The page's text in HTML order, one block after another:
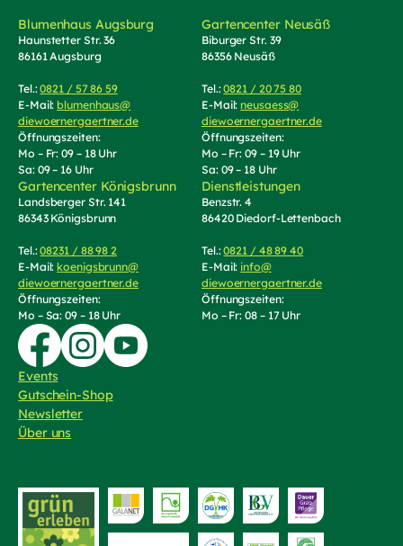
Zur Facebook-Seite von Die Wörnergärtner
Zur Instagram-Seite von die Wörnergärtner
Zum YouTube-Kanal von Die Wörnergärtner
Events
Gutschein-Shop(externer Link, öffnet in neuem Tab)
Newsletter
Über uns
Blumenhaus Augsburg
Haunstetter Str. 36
86161 Augsburg
Tel.:0821 / 57 86 59(Telefonnummer anrufen)
E-Mail:blumenhaus@
diewoernergaertner.de(E-Mail schreiben, öffnet Mail-Programm)
Öffnungszeiten:
Mo – Fr: 09 – 18 Uhr
Sa: 09 – 16 Uhr
Gartencenter Neusäß
Biburger Str. 39
86356 Neusäß
Tel.:0821 / 20 75 80(Telefonnummer
E-Mail:neusaess@
diewoernergaertner.de(E-Mail
Öffnungszeiten:
Mo – Fr: 09 – 19 Uhr
Sa: 09 – 18 Uhr
Gartencenter Königsbrunn
Landsberger Str. 141
86343 Königsbrunn
Tel.:08231 / 88 98 2 (Telefonnummer anrufen)
E-Mail:koenigsbrunn@
diewoernergaertner.de(E-Mail schreiben, öffnet Mail-Programm)
Öffnungszeiten:
Mo – Sa: 09 – 18 Uhr
Dienstleistungen
Benzstr. 4
86420 Diedorf-Lettenbach
Tel.:0821 / 48 89 40(Telefonnummer
E-Mail: info@
diewoernergaertner.de(E-Mail
Öffnungszeiten:
Mo – Fr: 08 – 17 Uhr
Zur Website von "grün erleben"
Zur Website
bayerischer